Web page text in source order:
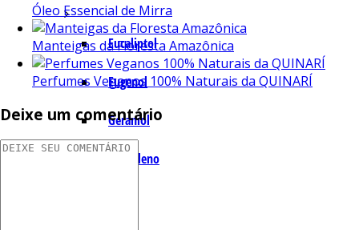
Eucaliptol
Eugenol
Geraniol
Humuleno
Óleo Essencial de Mirra
Manteigas da Floresta Amazônica
Perfumes Veganos 100% Naturais da QUINARÍ
Deixe um comentário